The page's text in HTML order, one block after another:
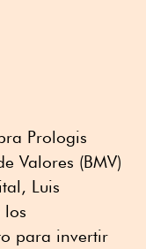
Prologis
Valores (BMV)
Luis
los
para invertir